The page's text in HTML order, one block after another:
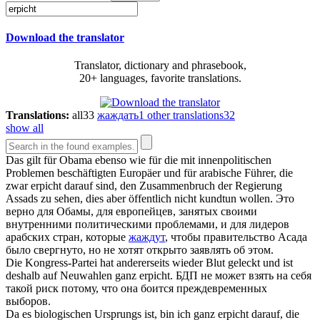
Download the translator
Translator, dictionary and phrasebook,
20+ languages, favorite translations.
Translations: all33 жаждать1 other translations32
show all
Das gilt für Obama ebenso wie für die mit innenpolitischen
Problemen beschäftigten Europäer und für arabische Führer, die
zwarerpichtdarauf sind, den Zusammenbruch der Regierung
Assads zu sehen, dies aber öffentlich nicht kundtun wollen. Это
верно для Обамы, для европейцев, занятых своими
внутренними политическими проблемами, и для лидеров
арабских стран, которые жаждут, чтобы правительство Асада
было свергнуто, но не хотят открыто заявлять об этом.
Die Kongress-Partei hat andererseits wieder Blut geleckt und ist
deshalb auf Neuwahlen ganz erpicht. БДП не может взять на себя
такой риск потому, что она боится преждевременных
выборов.
Da es biologischen Ursprungs ist, bin ich ganz erpichtdarauf, die